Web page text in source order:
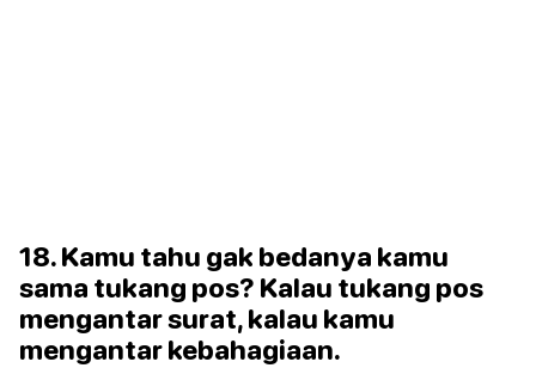
18. Kamu tahu gak bedanya kamu
sama tukang pos? Kalau tukang pos
mengantar surat, kalau kamu
mengantar kebahagiaan.